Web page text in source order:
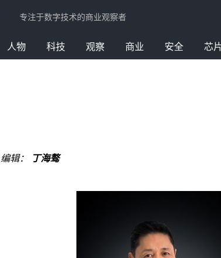
专注于数字技术的商业观察者
人物 科技 观察 商业 安全 芯
编辑： 丁海骜